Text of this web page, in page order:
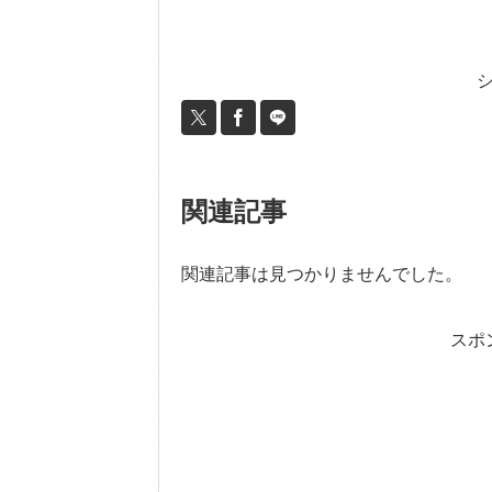
関連記事
関連記事は見つかりませんでした。
スポ